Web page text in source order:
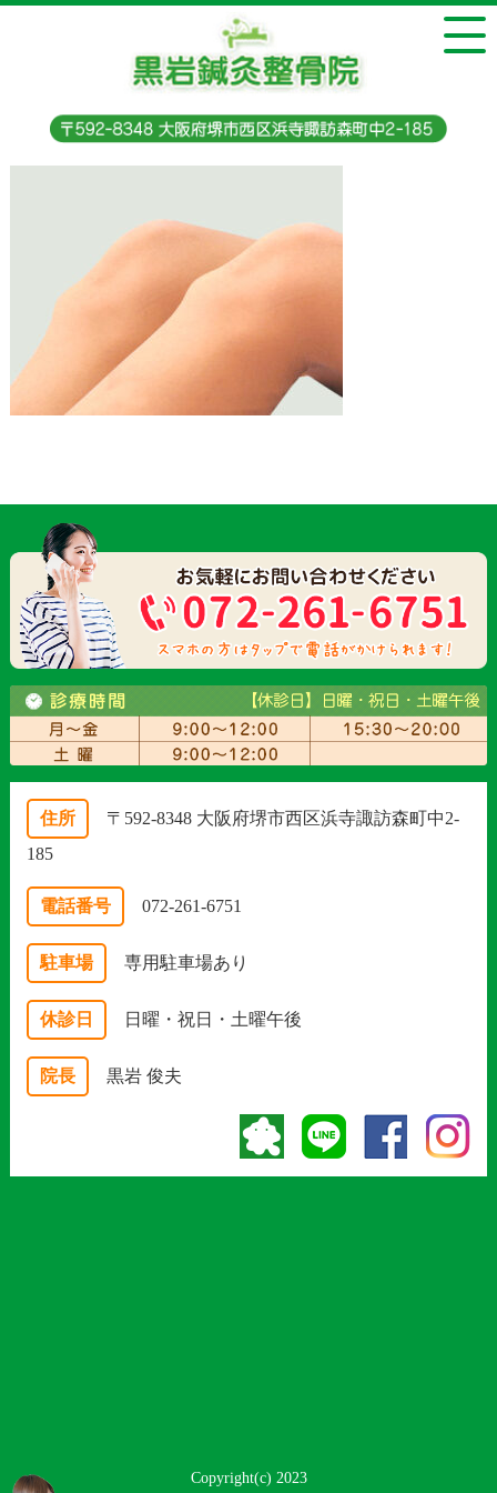
住所
〒592-8348 大阪府堺市西区浜寺諏訪森町中2-
185
電話番号 072-261-6751
駐車場 専用駐車場あり
休診日 日曜・祝日・土曜午後
院長 黒岩 俊夫
Copyright(c) 2023